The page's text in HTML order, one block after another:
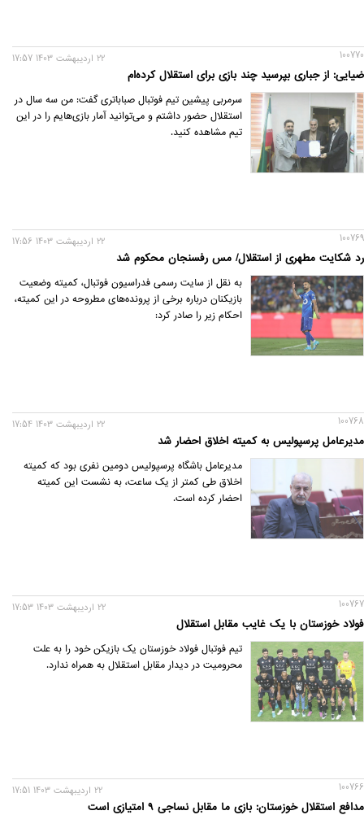
100770
ضیایی: از جباری بپرسید چند بازی برای استقلال کرده‌ام
22 ارديبهشت 1403 17:57
سرمربی پیشین تیم فوتبال صباباتری گفت: من سه سال در
استقلال حضور داشتم و می‌توانید آمار بازی‌هایم را در این
تیم مشاهده کنید.
100769
رد شکایت مطهری از استقلال/ مس رفسنجان محکوم شد
22 ارديبهشت 1403 17:56
به نقل از سایت رسمی فدراسیون فوتبال، کمیته وضعیت
بازیکنان درباره برخی از پرونده‌های مطروحه در این کمیته،
احکام زیر را صادر کرد:
100768
مدیرعامل پرسپولیس به کمیته اخلاق احضار شد
22 ارديبهشت 1403 17:54
مدیرعامل باشگاه پرسپولیس دومین نفری بود که کمیته
اخلاق طی کمتر از یک ساعت، به نشست این کمیته
احضار کرده است.
100767
فولاد خوزستان با یک غایب مقابل استقلال
22 ارديبهشت 1403 17:53
تیم فوتبال فولاد خوزستان یک بازیکن خود را به علت
محرومیت در دیدار مقابل استقلال به همراه ندارد.
100766
مدافع استقلال خوزستان: بازی ما مقابل نساجی ۹ امتیازی است
22 ارديبهشت 1403 17:51